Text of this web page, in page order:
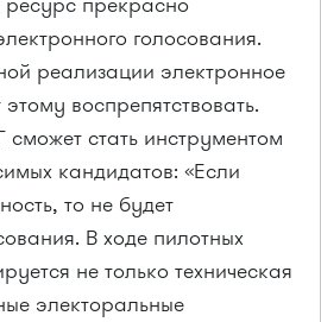
голосования.
реализации электронное
воспрепятствовать.
стать инструментом
кандидатов: «Если
то не будет
В ходе пилотных
не только техническая
электоральные